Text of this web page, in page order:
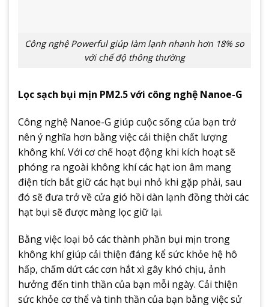
Công nghệ Powerful giúp làm lạnh nhanh hơn 18% so
với chế độ thông thường
Lọc sạch bụi mịn PM2.5 với công nghệ Nanoe-G
Công nghệ Nanoe-G giúp cuộc sống của bạn trở
nên ý nghĩa hơn bằng việc cải thiện chất lượng
không khí. Với cơ chế hoạt động khi kích hoạt sẽ
phóng ra ngoài không khí các hạt ion âm mang
điện tích bắt giữ các hạt bụi nhỏ khi gặp phải, sau
đó sẽ đưa trở về cửa gió hồi dàn lạnh đồng thời các
hạt bụi sẽ được màng lọc giữ lại.
Bằng việc loại bỏ các thành phần bụi mịn trong
không khí giúp cải thiện đáng kể sức khỏe hệ hô
hấp, chấm dứt các cơn hắt xì gây khó chịu, ảnh
hưởng đến tinh thần của bạn mỗi ngày. Cải thiện
sức khỏe cơ thể và tinh thần của bạn bằng việc sử